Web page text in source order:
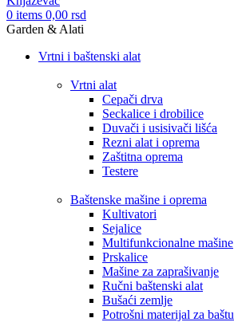
0 items 0,00 rsd
Garden & Alati
Vrtni i baštenski alat
Vrtni alat
Cepači drva
Seckalice i drobilice
Duvači i usisivači lišća
Rezni alat i oprema
Zaštitna oprema
Testere
Baštenske mašine i oprema
Kultivatori
Sejalice
Multifunkcionalne mašine
Prskalice
Mašine za zaprašivanje
Ručni baštenski alat
Bušaći zemlje
Potrošni materijal za baštu